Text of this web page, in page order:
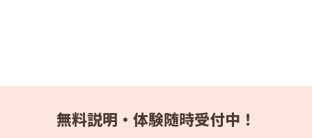
無料説明・体験随時受付中！